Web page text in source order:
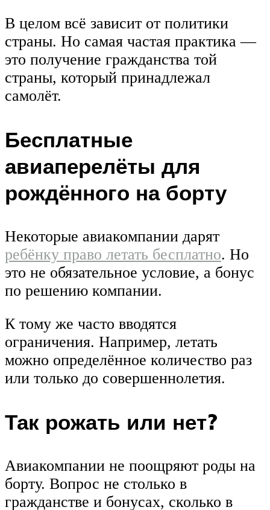
В целом всё зависит от политики
страны. Но самая частая практика —
это получение гражданства той
страны, который принадлежал
самолёт.
Бесплатные
авиаперелёты для
рождённого на борту
Некоторые авиакомпании дарят
ребёнку право летать бесплатно. Но
это не обязательное условие, а бонус
по решению компании.
К тому же часто вводятся
ограничения. Например, летать
можно определённое количество раз
или только до совершеннолетия.
Так рожать или нет?
Авиакомпании не поощряют роды на
борту. Вопрос не столько в
гражданстве и бонусах, сколько в